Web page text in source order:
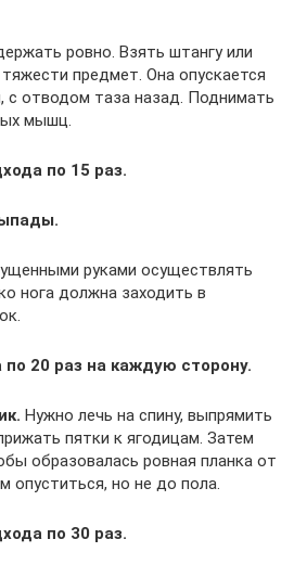
ровно. Взять штангу или
предмет. Она опускается
с отводом таза назад. Поднимать
мышц.
по 15 раз.
руками осуществлять
нога должна заходить в
20 раз на каждую сторону.
Нужно лечь на спину, выпрямить
пятки к ягодицам. Затем
образовалась ровная планка от
опуститься, но не до пола.
по 30 раз.